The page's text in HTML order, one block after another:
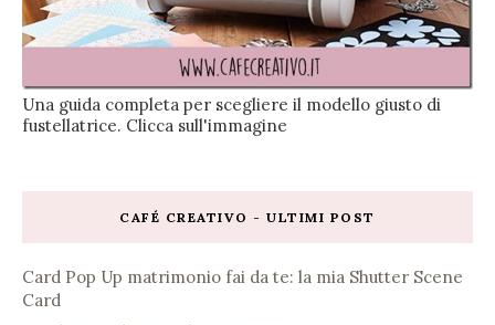
Una guida completa per scegliere il modello giusto di
fustellatrice. Clicca sull'immagine
CAFÉ CREATIVO - ULTIMI POST
Card Pop Up matrimonio fai da te: la mia Shutter Scene
Card